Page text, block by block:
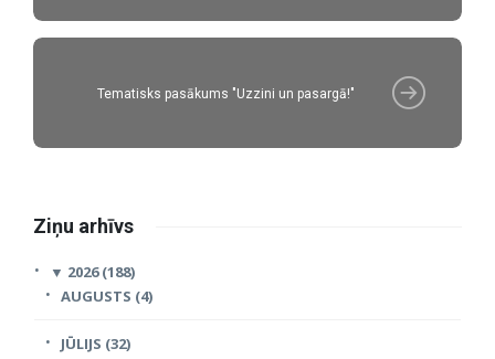
Tematisks pasākums "Uzzini un pasargā!"
Ziņu arhīvs
▼ 2026 (188)
AUGUSTS (4)
JŪLIJS (32)